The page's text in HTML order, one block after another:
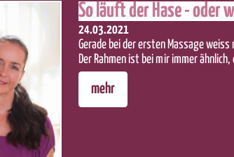
So läuft der Hase - oder
24.03.2021
Gerade bei der ersten Massage
Der Rahmen ist bei mir immer
mehr